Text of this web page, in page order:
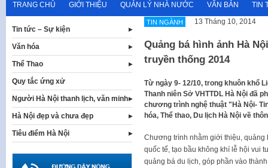
TRANG CHỦ GIỚI THIỆU QUẢN LÝ NHÀ NƯỚC VĂN BẢN TIN
TIN NGÀNH 13 Tháng 10, 2014
Quảng bá hình ảnh Hà
truyền thống 2014
​Từ ngày 9- 12/10, trong khuôn khổ
Thanh niên Sở VHTTDL Hà Nội đã
chương trình nghệ thuật "Hà Nội-
hóa, Thể thao, Du lịch Hà Nội về
Chương trình nhằm giới thiệu,
quốc tế, tạo bầu không khí lễ hội vui
quảng bá du lịch, góp phần vào
Tin tức – Sự kiện
Văn hóa
Thể Thao
Quy tắc ứng xử
Người Hà Nội thanh lịch, văn minh
Hà Nội đẹp và chưa đẹp
Tiêu điểm Hà Nội